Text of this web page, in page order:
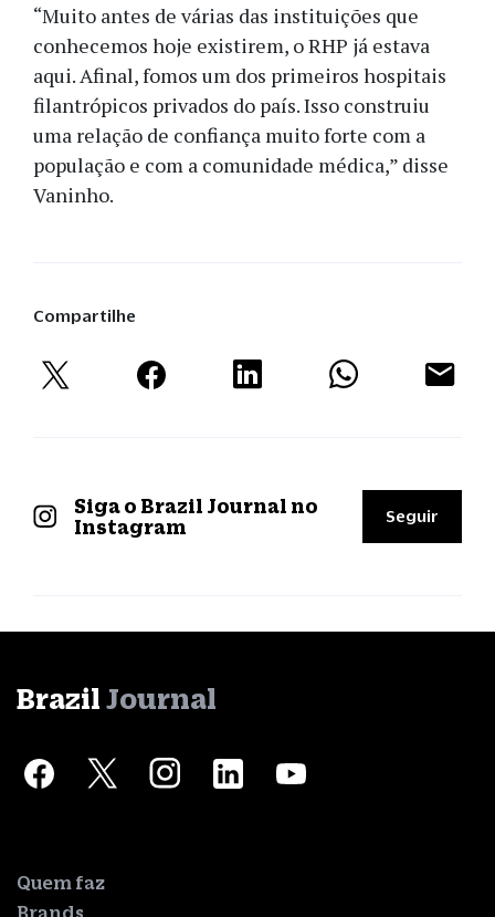
“Muito antes de várias das instituições que
conhecemos hoje existirem, o RHP já estava
aqui. Afinal, fomos um dos primeiros hospitais
filantrópicos privados do país. Isso construiu
uma relação de confiança muito forte com a
população e com a comunidade médica,” disse
Vaninho.
Compartilhe
Siga o Brazil Journal no
Instagram
Seguir
Brazil Journal
Quem faz
Brands